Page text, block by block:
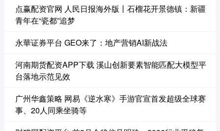
点赢配资官网 人民日报海外版丨石榴花开景德镇：新疆
青年在“瓷都”追梦
永華证券平台 GEO来了：地产营销AI新战法
河南期货配资APP下载 溪山创新要素智能匹配大模型平
台落地示范见效
广州华鑫策略 网易《逆水寒》手游官宣首发超级全球赛
事、20人同乘坐骑等